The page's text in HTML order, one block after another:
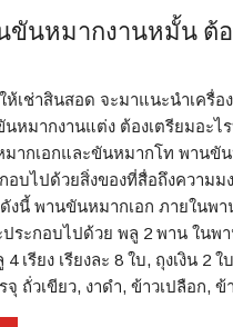
ขันหมากงานหมั้น ต้
เช่าสินสอด จะมาแนะนำเครื่อ
หมากงานแต่ง ต้องเตรียมอะไ
มากเอกและขันหมากโท พานขั
อบไปด้วยสิ่งของที่สื่อถึงความม
งนี้ พานขันหมากเอก ภายในพา
ระกอบไปด้วย พลู 2 พาน ในพ
เรียง เรียงละ 8 ใบ, ถุงเงิน 2 ใ
จุ ถั่วเขียว, งาดำ, ข้าวเปลือก,